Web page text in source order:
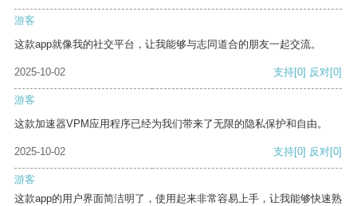
游客
这款app就像我的社交平台，让我能够与志同道合的朋友一起交流。
2025-10-02 支持[0] 反对[0]
游客
这款加速器VPM应用程序已经为我们带来了无限的隐私保护和自由。
2025-10-02 支持[0] 反对[0]
游客
这款app的用户界面简洁明了，使用起来非常容易上手，让我能够快速熟